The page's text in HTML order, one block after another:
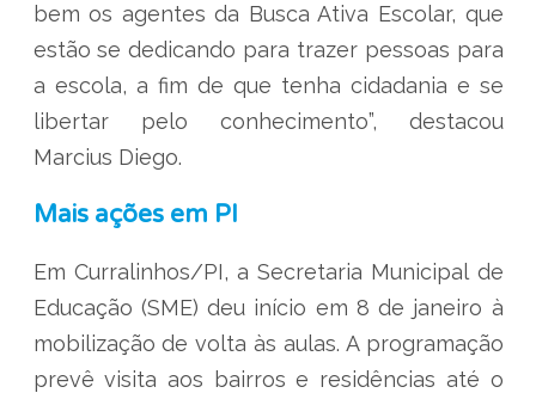
bem os agentes da Busca Ativa Escolar, que
estão se dedicando para trazer pessoas para
a escola, a fim de que tenha cidadania e se
libertar pelo conhecimento”, destacou
Marcius Diego.
Mais ações em PI
Em Curralinhos/PI, a Secretaria Municipal de
Educação (SME) deu início em 8 de janeiro à
mobilização de volta às aulas. A programação
prevê visita aos bairros e residências até o